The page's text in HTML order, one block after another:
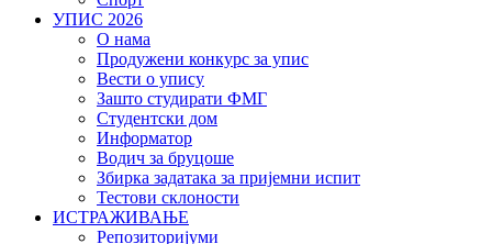
УПИС 2026
О нама
Продужени конкурс за упис
Вести о упису
Зашто студирати ФМГ
Студентски дом
Информатор
Водич за бруцоше
Збиркa задатака за пријемни испит
Тестови склоности
ИСТРАЖИВАЊЕ
Репозиторијуми